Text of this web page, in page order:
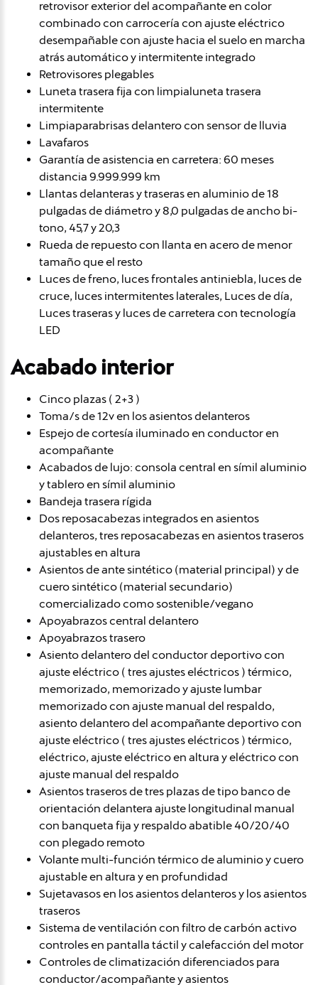
retrovisor exterior del acompañante en color
combinado con carrocería con ajuste eléctrico
desempañable con ajuste hacia el suelo en marcha
atrás automático y intermitente integrado
Retrovisores plegables
Luneta trasera fija con limpialuneta trasera
intermitente
Limpiaparabrisas delantero con sensor de lluvia
Lavafaros
Garantía de asistencia en carretera: 60 meses
distancia 9.999.999 km
Llantas delanteras y traseras en aluminio de 18
pulgadas de diámetro y 8,0 pulgadas de ancho bi-
tono, 45,7 y 20,3
Rueda de repuesto con llanta en acero de menor
tamaño que el resto
Luces de freno, luces frontales antiniebla, luces de
cruce, luces intermitentes laterales, Luces de día,
Luces traseras y luces de carretera con tecnología
LED
Acabado interior
Cinco plazas ( 2+3 )
Toma/s de 12v en los asientos delanteros
Espejo de cortesía iluminado en conductor en
acompañante
Acabados de lujo: consola central en símil aluminio
y tablero en símil aluminio
Bandeja trasera rígida
Dos reposacabezas integrados en asientos
delanteros, tres reposacabezas en asientos traseros
ajustables en altura
Asientos de ante sintético (material principal) y de
cuero sintético (material secundario)
comercializado como sostenible/vegano
Apoyabrazos central delantero
Apoyabrazos trasero
Asiento delantero del conductor deportivo con
ajuste eléctrico ( tres ajustes eléctricos ) térmico,
memorizado, memorizado y ajuste lumbar
memorizado con ajuste manual del respaldo,
asiento delantero del acompañante deportivo con
ajuste eléctrico ( tres ajustes eléctricos ) térmico,
eléctrico, ajuste eléctrico en altura y eléctrico con
ajuste manual del respaldo
Asientos traseros de tres plazas de tipo banco de
orientación delantera ajuste longitudinal manual
con banqueta fija y respaldo abatible 40/20/40
con plegado remoto
Volante multi-función térmico de aluminio y cuero
ajustable en altura y en profundidad
Sujetavasos en los asientos delanteros y los asientos
traseros
Sistema de ventilación con filtro de carbón activo
controles en pantalla táctil y calefacción del motor
Controles de climatización diferenciados para
conductor/acompañante y asientos